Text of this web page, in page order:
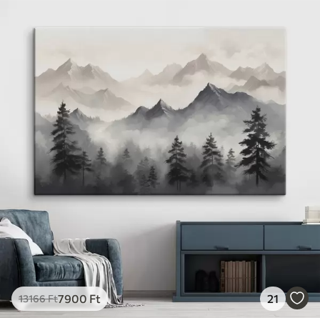
13166Ft7900 Ft 21